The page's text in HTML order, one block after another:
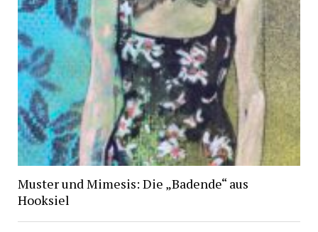
Muster und Mimesis: Die „Badende“ aus
Hooksiel